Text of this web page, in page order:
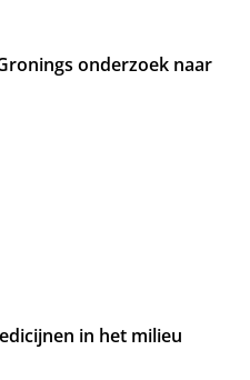
onderzoek naar
in het milieu